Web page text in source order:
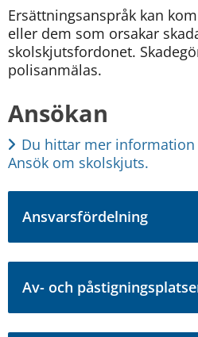
Ersättningsanspråk kan
eller dem som orsakar
skolskjutsfordonet.
polisanmälas.
Ansökan
Du hittar mer
Ansök om skolskjuts.
Ansvarsfördelning
Av- och